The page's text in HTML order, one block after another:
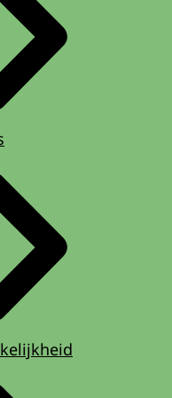
oktober 2020
september 2019